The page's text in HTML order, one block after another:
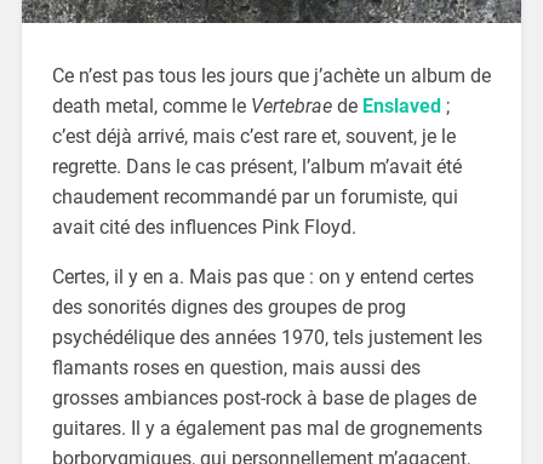
Ce n’est pas tous les jours que j’achète un album de
death metal, comme le Vertebrae de Enslaved ;
c’est déjà arrivé, mais c’est rare et, souvent, je le
regrette. Dans le cas présent, l’album m’avait été
chaudement recommandé par un forumiste, qui
avait cité des influences Pink Floyd.
Certes, il y en a. Mais pas que : on y entend certes
des sonorités dignes des groupes de prog
psychédélique des années 1970, tels justement les
flamants roses en question, mais aussi des
grosses ambiances post-rock à base de plages de
guitares. Il y a également pas mal de grognements
borborygmiques, qui personnellement m’agacent,